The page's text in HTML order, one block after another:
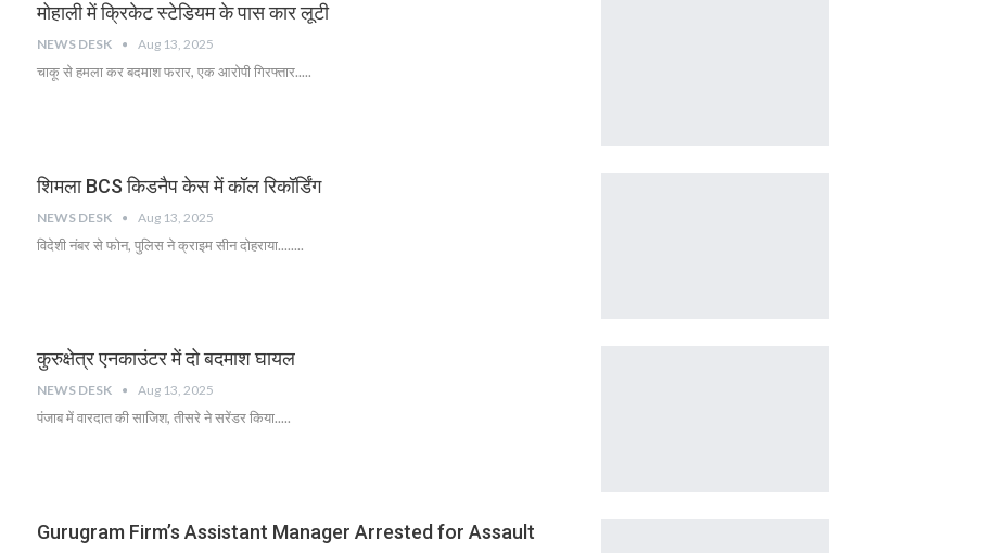
मोहाली में क्रिकेट स्टेडियम के पास कार लूटी
NEWS DESK Aug 13, 2025
चाकू से हमला कर बदमाश फरार, एक आरोपी गिरफ्तार.....
शिमला BCS किडनैप केस में कॉल रिकॉर्डिंग
NEWS DESK Aug 13, 2025
विदेशी नंबर से फोन, पुलिस ने क्राइम सीन दोहराया........
कुरुक्षेत्र एनकाउंटर में दो बदमाश घायल
NEWS DESK Aug 13, 2025
पंजाब में वारदात की साजिश, तीसरे ने सरेंडर किया.....
Gurugram Firm’s Assistant Manager Arrested for Assault